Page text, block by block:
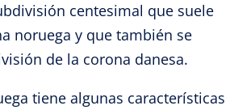
centesimal que suele
noruega y que también se
de la corona danesa.
tiene algunas características